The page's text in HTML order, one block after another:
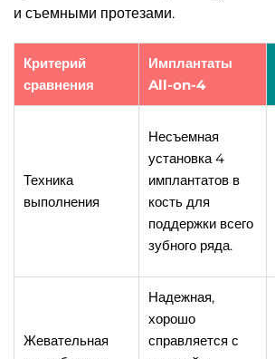
и съемными протезами.
Критерий
сравнения
Имплантаты
All-on-4
Техника
выполнения
Несъемная
установка 4
имплантатов в
кость для
поддержки всего
зубного ряда.
Жевательная
Надежная,
хорошо
справляется с